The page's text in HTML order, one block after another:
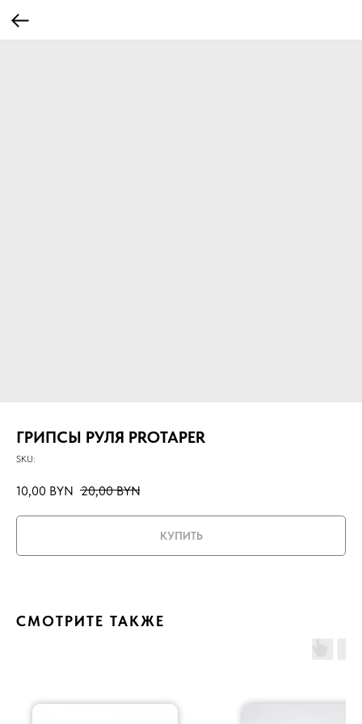
ГРИПСЫ РУЛЯ PROTAPER
SKU:
10,00 BYN 20,00 BYN
КУПИТЬ
СМОТРИТЕ ТАКЖЕ